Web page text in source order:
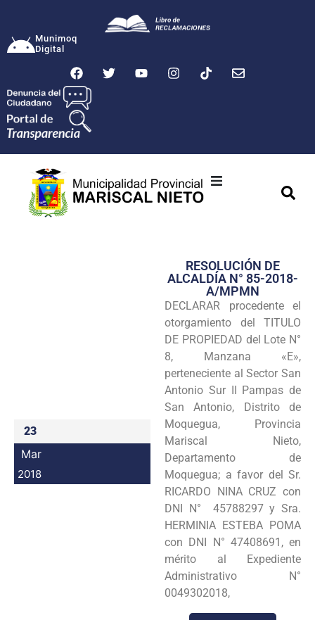
Munimoq
Digital
Transparencia
Seguridad
Programas
Intranet
23
Mar
2018
RESOLUCIÓN DE
ALCALDÍA N° 85-2018-
A/MPMN
DECLARAR procedente el
otorgamiento del TITULO
DE PROPIEDAD del Lote N°
8, Manzana «E»,
perteneciente al Sector San
Antonio Sur II Pampas de
San Antonio, Distrito de
Moquegua, Provincia
Mariscal Nieto,
Departamento de
Moquegua; a favor del Sr.
RICARDO NINA CRUZ con
DNI N° 45788297 y Sra.
HERMINIA ESTEBA POMA
con DNI N° 47408691, en
mérito al Expediente
Administrativo N°
0049302018,